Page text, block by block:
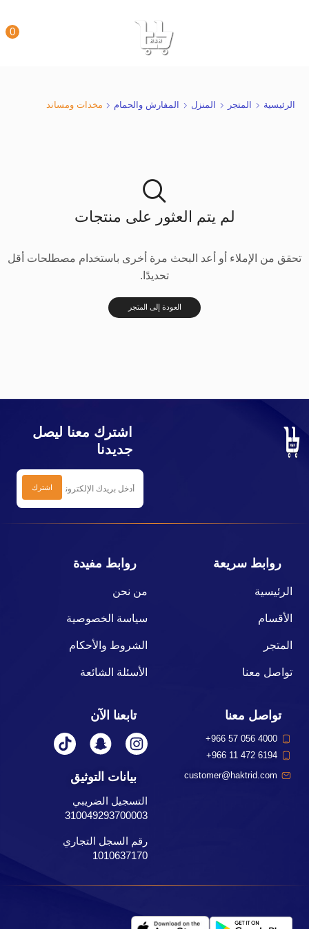
0
الرئيسية المتجر المنزل المفارش والحمام مخدات ومساند
لم يتم العثور على منتجات
تحقق من الإملاء أو أعد البحث مرة أخرى باستخدام مصطلحات أقل
تحديدًا.
العودة إلى المتجر
اشترك معنا ليصل
جديدنا
روابط سريعة
الرئيسية
الأقسام
المتجر
تواصل معنا
روابط مفيدة
من نحن
سياسة الخصوصية
الشروط والأحكام
الأسئلة الشائعة
تواصل معنا
+966 57 056 4000
+966 11 472 6194
customer@haktrid.com
تابعنا الآن
بيانات التوثيق
التسجيل الضريبي
310049293700003
رقم السجل التجاري
1010637170